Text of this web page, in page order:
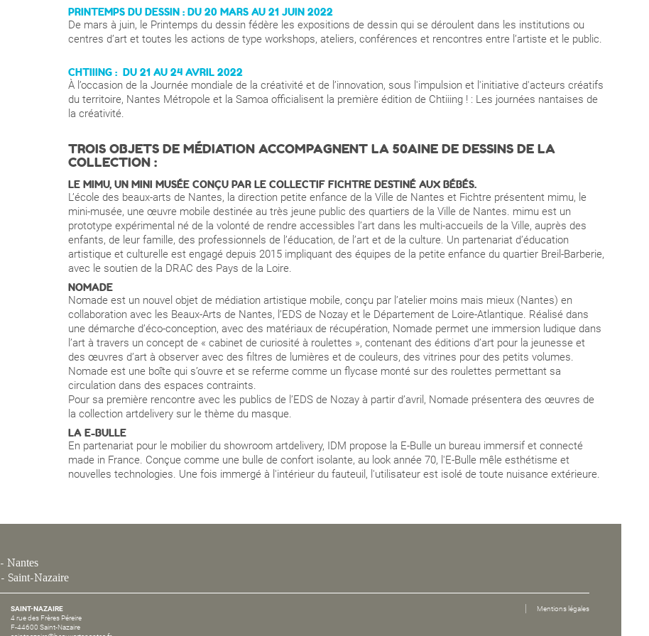
PRINTEMPS DU DESSIN : DU 20 MARS AU 21 JUIN 2022
De mars à juin, le Printemps du dessin fédère les expositions de dessin qui se déroulent dans les institutions ou
centres d’art et toutes les actions de type workshops, ateliers, conférences et rencontres entre l’artiste et le public.
CHTIIING : DU 21 AU 24 AVRIL 2022
À l’occasion de la Journée mondiale de la créativité et de l’innovation, sous l'impulsion et l'initiative d'acteurs créatifs
du territoire, Nantes Métropole et la Samoa officialisent la première édition de Chtiiing ! : Les journées nantaises de
la créativité.
TROIS OBJETS DE MÉDIATION ACCOMPAGNENT LA 50AINE DE DESSINS DE LA
COLLECTION :
LE MIMU, UN MINI MUSÉE CONÇU PAR LE COLLECTIF FICHTRE DESTINÉ AUX BÉBÉS.
L’école des beaux-arts de Nantes, la direction petite enfance de la Ville de Nantes et Fichtre présentent mimu, le
mini-musée, une œuvre mobile destinée au très jeune public des quartiers de la Ville de Nantes. mimu est un
prototype expérimental né de la volonté de rendre accessibles l’art dans les multi-accueils de la Ville, auprès des
enfants, de leur famille, des professionnels de l’éducation, de l’art et de la culture. Un partenariat d’éducation
artistique et culturelle est engagé depuis 2015 impliquant des équipes de la petite enfance du quartier Breil-Barberie,
avec le soutien de la DRAC des Pays de la Loire.
NOMADE
Nomade est un nouvel objet de médiation artistique mobile, conçu par l’atelier moins mais mieux (Nantes) en
collaboration avec les Beaux-Arts de Nantes, l’EDS de Nozay et le Département de Loire-Atlantique. Réalisé dans
une démarche d’éco-conception, avec des matériaux de récupération, Nomade permet une immersion ludique dans
l’art à travers un concept de « cabinet de curiosité à roulettes », contenant des éditions d’art pour la jeunesse et
des œuvres d’art à observer avec des filtres de lumières et de couleurs, des vitrines pour des petits volumes.
Nomade est une boîte qui s’ouvre et se referme comme un flycase monté sur des roulettes permettant sa
circulation dans des espaces contraints.
Pour sa première rencontre avec les publics de l’EDS de Nozay à partir d’avril, Nomade présentera des œuvres de
la collection artdelivery sur le thème du masque.
LA E-BULLE
En partenariat pour le mobilier du showroom artdelivery, IDM propose la E-Bulle un bureau immersif et connecté
made in France. Conçue comme une bulle de confort isolante, au look année 70, l'E-Bulle mêle esthétisme et
nouvelles technologies. Une fois immergé à l'intérieur du fauteuil, l'utilisateur est isolé de toute nuisance extérieure.
- Nantes
- Saint-Nazaire
SAINT-NAZAIRE
4 rue des Frères Péreire
F-44600 Saint-Nazaire
Mentions légales